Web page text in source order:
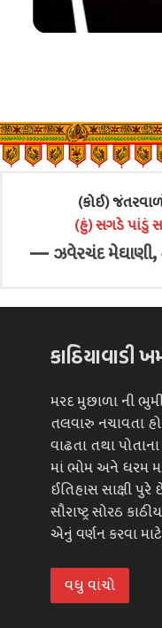
(કોઈ)
(હું) સગડે પાંડું
—ઝવેરચંદ મેઘાણી,
કાઠિયાવાડી
મરદ મુછાળા ની
તલવારુ નચાવતા
વાઢતા તથા
માં ભોમ અને ધરમ
ઈતિહાસ સાક્ષી
સૌરાષ્ટ્ર સોરઠ
એનું વર્ણન કરવા
વધુ વાંચો